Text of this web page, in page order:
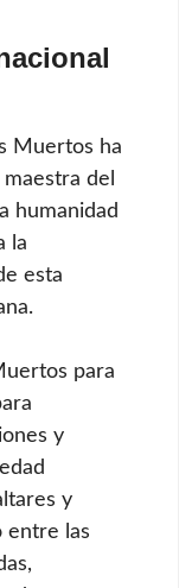
Muertos ha
del
humanidad
la
esta
para
y
y
entre las